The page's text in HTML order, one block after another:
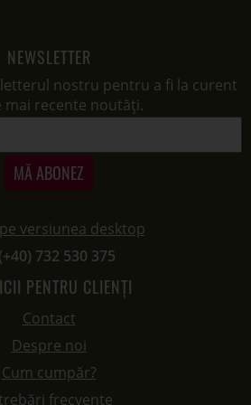
NEWSLETTER
nostru pentru a fi la curent
mai recente noutăți.
MĂ ABONEZ
versiunea desktop
(+40) 732 530 375
PENTRU CLIENȚI
Contact
Despre noi
Cum cumpăr?
frecvente